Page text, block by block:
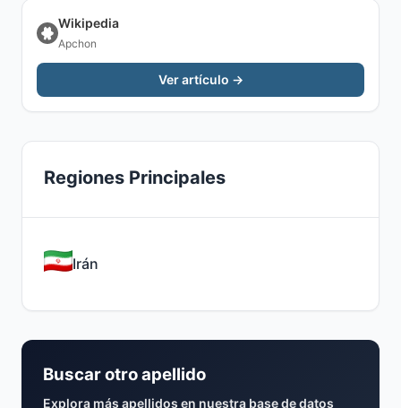
Wikipedia
Apchon
Ver artículo →
Regiones Principales
Irán
Buscar otro apellido
Explora más apellidos en nuestra base de datos